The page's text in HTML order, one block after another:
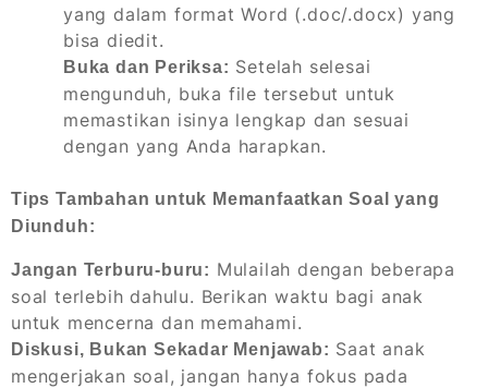
yang dalam format Word (.doc/.docx) yang
bisa diedit.
Buka dan Periksa: Setelah selesai
mengunduh, buka file tersebut untuk
memastikan isinya lengkap dan sesuai
dengan yang Anda harapkan.
Tips Tambahan untuk Memanfaatkan Soal yang
Diunduh:
Jangan Terburu-buru: Mulailah dengan beberapa
soal terlebih dahulu. Berikan waktu bagi anak
untuk mencerna dan memahami.
Diskusi, Bukan Sekadar Menjawab: Saat anak
mengerjakan soal, jangan hanya fokus pada